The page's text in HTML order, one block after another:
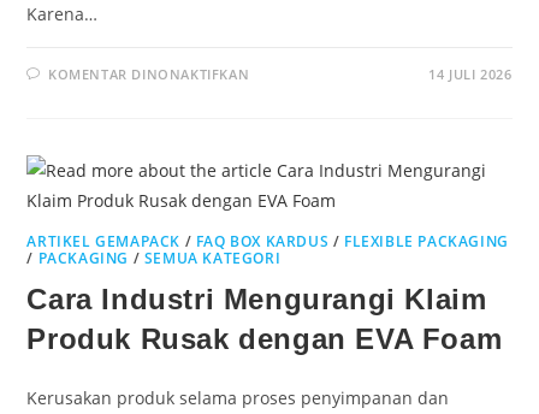
Karena…
KOMENTAR DINONAKTIFKAN 14 JULI 2026
ARTIKEL GEMAPACK / FAQ BOX KARDUS / FLEXIBLE PACKAGING
/ PACKAGING / SEMUA KATEGORI
Cara Industri Mengurangi Klaim
Produk Rusak dengan EVA Foam
Kerusakan produk selama proses penyimpanan dan